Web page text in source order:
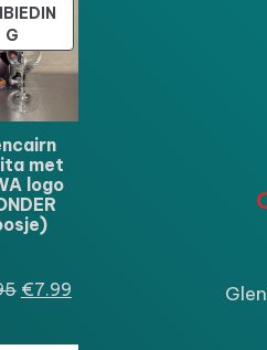
GPRODUCT
IN
DE
UITVERKOOP
met
logo
Oorspronkelijke
was:
€7.99Huidige
is: